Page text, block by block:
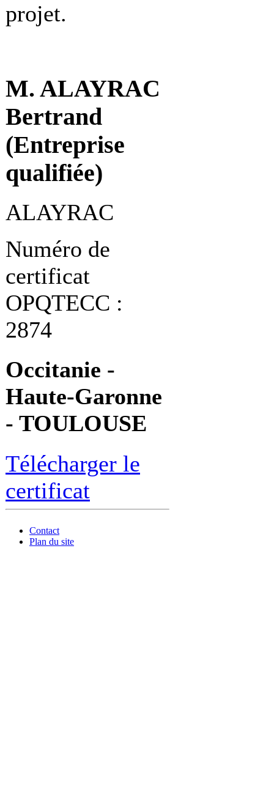
projet.
M. ALAYRAC
Bertrand
(Entreprise
qualifiée)
ALAYRAC
Numéro de
certificat
OPQTECC :
2874
Occitanie -
Haute-Garonne
- TOULOUSE
Télécharger le
certificat
Contact
Plan du site